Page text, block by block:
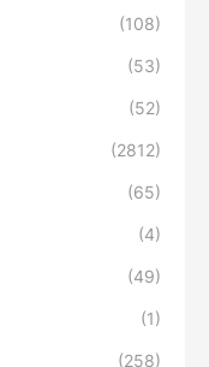
(108)
(53)
(52)
(2812)
(65)
(4)
(49)
(1)
(258)